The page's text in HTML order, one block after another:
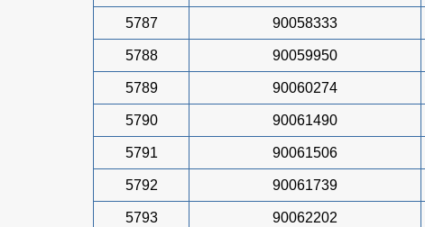
5787 90058333
5788 90059950
5789 90060274
5790 90061490
5791 90061506
5792 90061739
5793 90062202